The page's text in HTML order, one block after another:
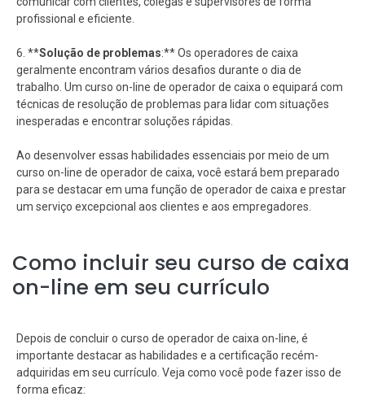
profissional e eficiente.
6. **Solução de problemas:** Os operadores de caixa
geralmente encontram vários desafios durante o dia de
trabalho. Um curso on-line de operador de caixa o equipará com
técnicas de resolução de problemas para lidar com situações
inesperadas e encontrar soluções rápidas.
Ao desenvolver essas habilidades essenciais por meio de um
curso on-line de operador de caixa, você estará bem preparado
para se destacar em uma função de operador de caixa e prestar
um serviço excepcional aos clientes e aos empregadores.
Como incluir seu curso de caixa
on-line em seu currículo
Depois de concluir o curso de operador de caixa on-line, é
importante destacar as habilidades e a certificação recém-
adquiridas em seu currículo. Veja como você pode fazer isso de
forma eficaz: